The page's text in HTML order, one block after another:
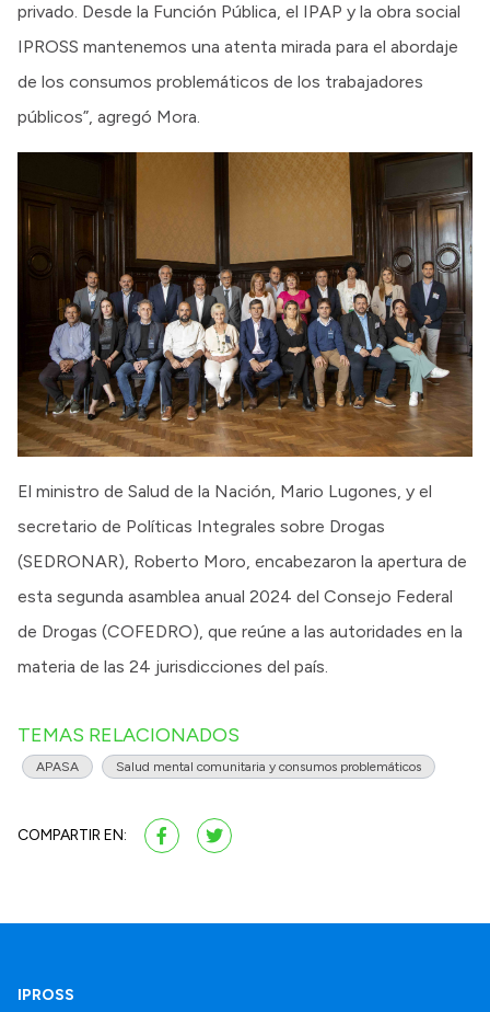
privado. Desde la Función Pública, el IPAP y la obra social
IPROSS mantenemos una atenta mirada para el abordaje
de los consumos problemáticos de los trabajadores
públicos”, agregó Mora.
El ministro de Salud de la Nación, Mario Lugones, y el
secretario de Políticas Integrales sobre Drogas
(SEDRONAR), Roberto Moro, encabezaron la apertura de
esta segunda asamblea anual 2024 del Consejo Federal
de Drogas (COFEDRO), que reúne a las autoridades en la
materia de las 24 jurisdicciones del país.
TEMAS RELACIONADOS
APASA Salud mental comunitaria y consumos problemáticos
COMPARTIR EN:
IPROSS